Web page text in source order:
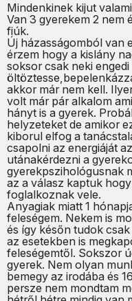
Mindenkinek kijut
Van 3 gyerekem 2 nem
fiúk.
Új házasságomból van
érzem hogy a kislány
soksor csak neki
akkor már nem kell.
volt már pár alkalom
hányt is a gyerek.
helyzeteket de amikor
kiborul elfog a
csapolni az energiáját
utánakérdezni a
gyerekpszihológusnak
az a válasz kaptuk
foglalkoznak vele.
Anyagiak miatt 1
feleségem. Nekem is
és így későn tudok
az esetekben is
feleségemtől. Sokszor
gyerek. Nem olyan
bemegy az irodába és
persze nem mondtam